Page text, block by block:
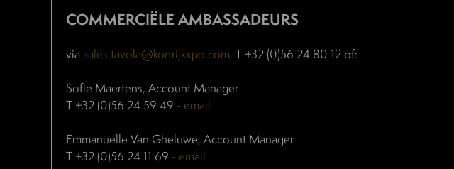
COMMERCIËLE AMBASSADEURS
via sales.tavola@kortrijkxpo.com, T +32 (0)56 24 80 12 of:
Sofie Maertens, Account Manager
T +32 (0)56 24 59 49 - email
Emmanuelle Van Gheluwe, Account Manager
T +32 (0)56 24 11 69 - email